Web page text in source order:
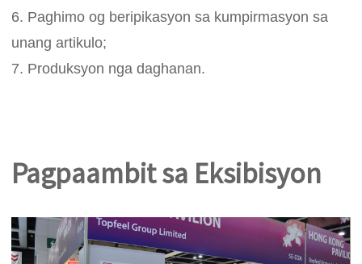
6. Paghimo og beripikasyon sa kumpirmasyon sa
unang artikulo;
7. Produksyon nga daghanan.
Pagpaambit sa Eksibisyon